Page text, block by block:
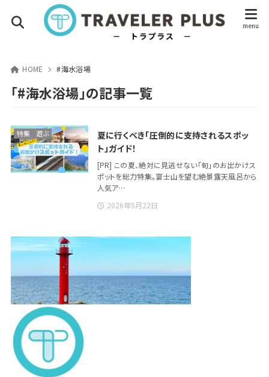
HOME #海水浴場
「#海水浴場」の記事一覧
夏に行くべき「圧倒的に支持されるスポッ
ト」ガイド！
[PR] この夏、絶対に見逃せない「旬」のお出かけス
ポットを総力特集。富士山を望む絶景露天風呂から
人気ア…
2026年5月22日
特集 遊ぶ